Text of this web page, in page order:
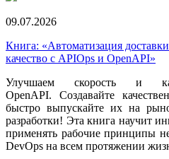
09.07.2026
Книга: «Автоматизация
качество с APIOps и OpenAPI»
Улучшаем скорость и
OpenAPI. Создавайте
быстро выпускайте их на
разработки! Эта книга научит
применять рабочие принципы
DevOps на всем протяжении